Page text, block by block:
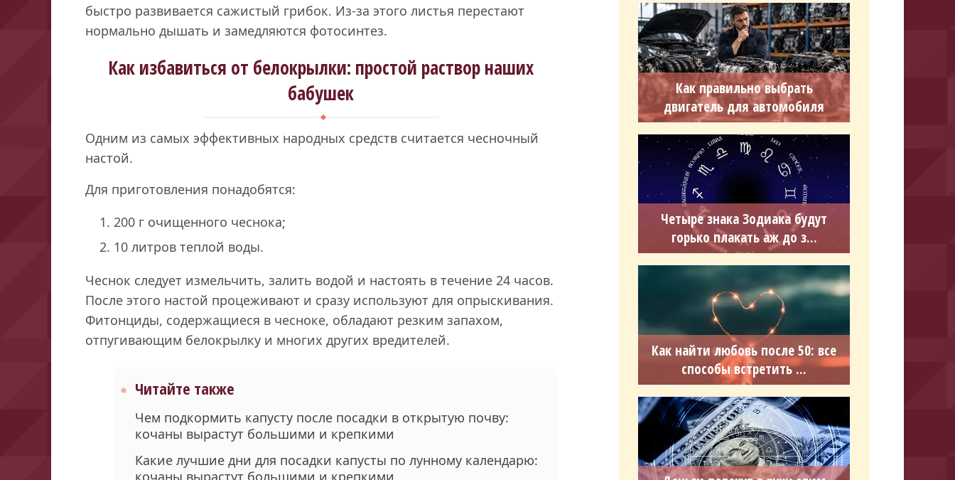
быстро развивается сажистый грибок. Из-за этого листья перестают
нормально дышать и замедляются фотосинтез.
Как избавиться от белокрылки: простой раствор наших
бабушек
Одним из самых эффективных народных средств считается чесночный
настой.
Для приготовления понадобятся:
200 г очищенного чеснока;
10 литров теплой воды.
Чеснок следует измельчить, залить водой и настоять в течение 24 часов.
После этого настой процеживают и сразу используют для опрыскивания.
Фитонциды, содержащиеся в чесноке, обладают резким запахом,
отпугивающим белокрылку и многих других вредителей.
Читайте также
Чем подкормить капусту после посадки в открытую почву:
кочаны вырастут большими и крепкими
Какие лучшие дни для посадки капусты по лунному календарю:
кочаны вырастут большими и крепкими
Как правильно выбрать
двигатель для автомобиля
Четыре знака Зодиака будут
горько плакать аж до з...
Как найти любовь после 50: все
способы встретить ...